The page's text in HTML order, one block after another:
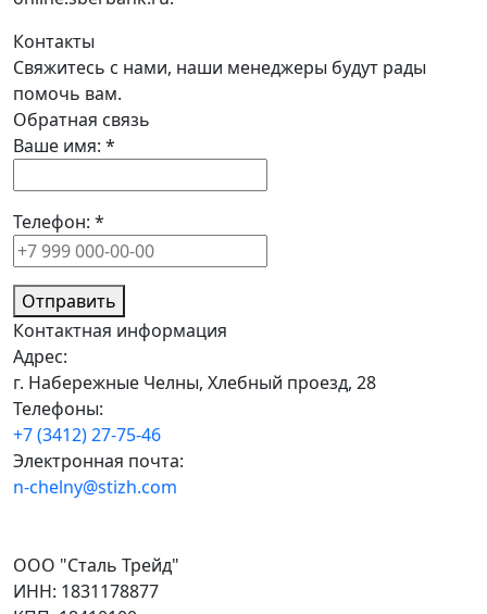
Контакты
Свяжитесь с нами, наши менеджеры будут рады
помочь вам.
Обратная связь
Ваше имя: *
Телефон: *
Отправить
Контактная информация
Адрес:
г. Набережные Челны, Хлебный проезд, 28
Телефоны:
+7 (3412) 27-75-46
Электронная почта:
n-chelny@stizh.com
ООО "Сталь Трейд"
ИНН: 1831178877